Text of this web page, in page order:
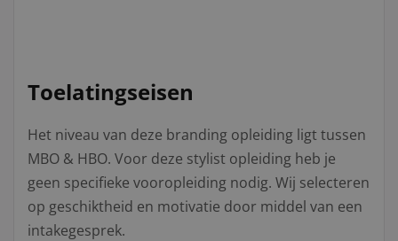
Toelatingseisen
Het niveau van deze branding opleiding ligt tussen
MBO & HBO. Voor deze stylist opleiding heb je
geen specifieke vooropleiding nodig. Wij selecteren
op geschiktheid en motivatie door middel van een
intakegesprek.